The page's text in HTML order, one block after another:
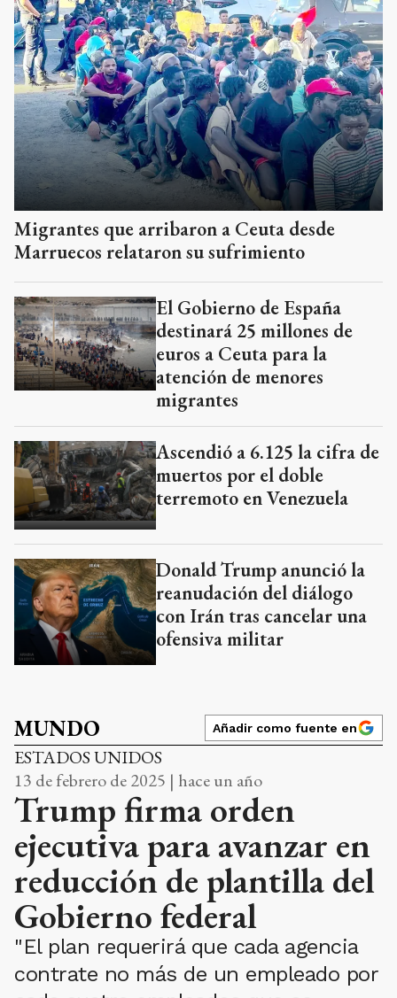
Migrantes que arribaron a Ceuta desde
Marruecos relataron su sufrimiento
El Gobierno de España
destinará 25 millones de
euros a Ceuta para la
atención de menores
migrantes
Ascendió a 6.125 la cifra de
muertos por el doble
terremoto en Venezuela
Donald Trump anunció la
reanudación del diálogo
con Irán tras cancelar una
ofensiva militar
MUNDO Añadir como fuente en
ESTADOS UNIDOS
13 de febrero de 2025 | hace un año
Trump firma orden
ejecutiva para avanzar en
reducción de plantilla del
Gobierno federal
"El plan requerirá que cada agencia
contrate no más de un empleado por